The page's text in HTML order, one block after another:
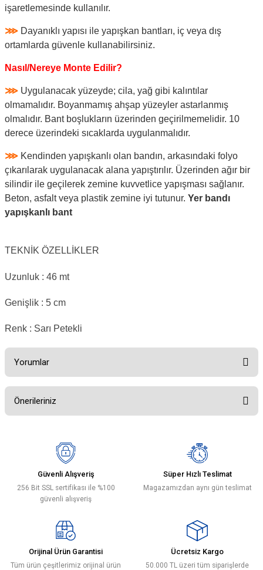
işaretlemesinde kullanılır.
⋙ Dayanıklı yapısı ile yapışkan bantları, iç veya dış
ortamlarda güvenle kullanabilirsiniz.
Nasıl/Nereye Monte Edilir?
⋙ Uygulanacak yüzeyde; cila, yağ gibi kalıntılar
olmamalıdır. Boyanmamış ahşap yüzeyler astarlanmış
olmalıdır. Bant boşlukların üzerinden geçirilmemelidir. 10
derece üzerindeki sıcaklarda uygulanmalıdır.
⋙ Kendinden yapışkanlı olan bandın, arkasındaki folyo
çıkarılarak uygulanacak alana yapıştırılır. Üzerinden ağır bir
silindir ile geçilerek zemine kuvvetlice yapışması sağlanır.
Beton, asfalt veya plastik zemine iyi tutunur. Yer bandı
yapışkanlı bant
TEKNİK ÖZELLİKLER
Uzunluk : 46 mt
Genişlik : 5 cm
Renk : Sarı Petekli
Yorumlar
Önerileriniz
Görüş ve önerileriniz için teşekkür ederiz.
Ürün resmi kalitesiz, bozuk veya görüntülenemiyor.
Ürün bilgilerinde hatalar bulunuyor.
Ürün fiyatı diğer sitelerden daha pahalı.
Bu ürüne benzer farklı alternatifler olmalı.
Güvenli Alışveriş
256 Bit SSL sertifikası ile %100
güvenli alışveriş
Süper Hızlı Teslimat
Magazamızdan aynı gün teslimat
Orijinal Ürün Garantisi
Tüm ürün çeşitlerimiz orijinal ürün
Ücretsiz Kargo
50.000 TL üzeri tüm siparişlerde